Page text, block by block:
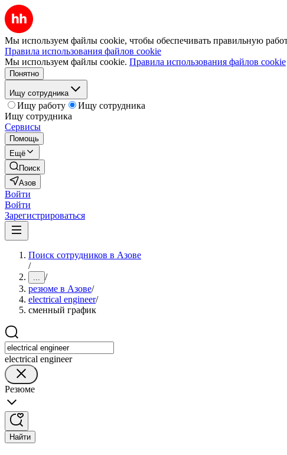
Мы используем файлы cookie, чтобы обеспечивать правильную
Правила использования файлов cookie
Мы используем файлы cookie. Правила использования файлов cookie
Понятно
Ищу сотрудника
Ищу работу
Ищу сотрудника
Ищу сотрудника
Сервисы
Помощь
Ещё
Поиск
Азов
Войти
Войти
Зарегистрироваться
Поиск сотрудников в Азове
/
... /
резюме в Азове/
electrical engineer/
сменный график
electrical engineer
Резюме
Найти